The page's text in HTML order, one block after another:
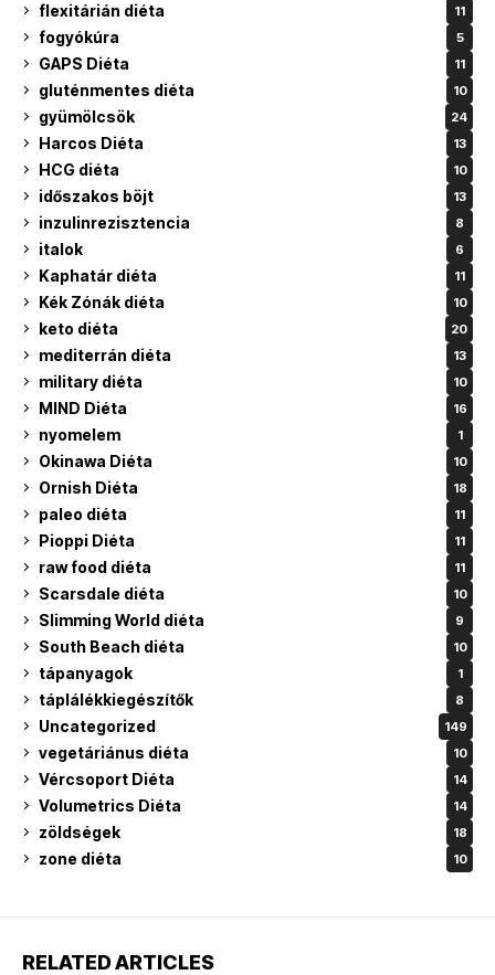
flexitárián diéta 11
fogyókúra 5
GAPS Diéta 11
gluténmentes diéta 10
gyümölcsök 24
Harcos Diéta 13
HCG diéta 10
időszakos böjt 13
inzulinrezisztencia 8
italok 6
Kaphatár diéta 11
Kék Zónák diéta 10
keto diéta 20
mediterrán diéta 13
military diéta 10
MIND Diéta 16
nyomelem 1
Okinawa Diéta 10
Ornish Diéta 18
paleo diéta 11
Pioppi Diéta 11
raw food diéta 11
Scarsdale diéta 10
Slimming World diéta 9
South Beach diéta 10
tápanyagok 1
táplálékkiegészítők 8
Uncategorized 149
vegetáriánus diéta 10
Vércsoport Diéta 14
Volumetrics Diéta 14
zöldségek 18
zone diéta 10
RELATED ARTICLES